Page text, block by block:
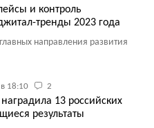
и контроль
тренды 2023 года
направления развития
18:10 2
13 российских
результаты